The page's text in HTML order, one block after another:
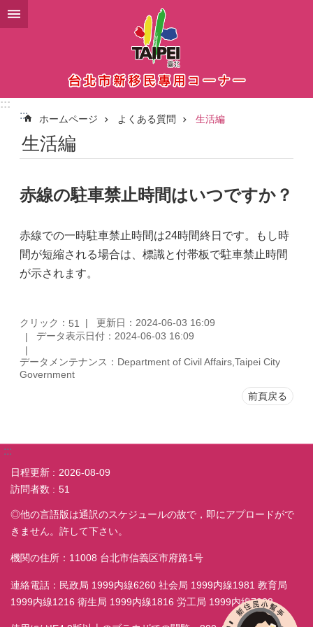
メインコンテンツブロックにスキップ
:::
:::
ホームページ よくある質問 生活編
生活編
赤線の駐車禁止時間はいつですか？
赤線での一時駐車禁止時間は24時間終日です。もし時
間が短縮される場合は、標識と付帯板で駐車禁止時間
が示されます。
クリック： 51
更新日：2024-06-03 16:09
データ表示日付：2024-06-03 16:09
データメンテナンス：Department of Civil Affairs,Taipei City
Government
前頁戻る
:::
日程更新
2026-08-09
訪問者数
51
◎他の言語版は通訳のスケジュールの故で，即にアプロードがで
きません。許して下さい。
機関の住所：11008 台北市信義区市府路1号
連絡電話：民政局 1999内線6260 社会局 1999内線1981 教育局
1999内線1216 衛生局 1999内線1816 労工局 1999内線7038